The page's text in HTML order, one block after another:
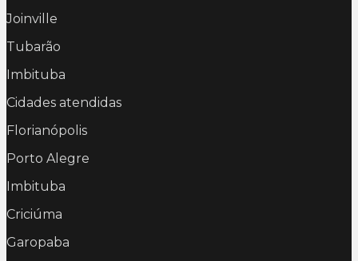
Joinville
Tubarão
Imbituba
Cidades atendidas
Florianópolis
Porto Alegre
Imbituba
Criciúma
Garopaba